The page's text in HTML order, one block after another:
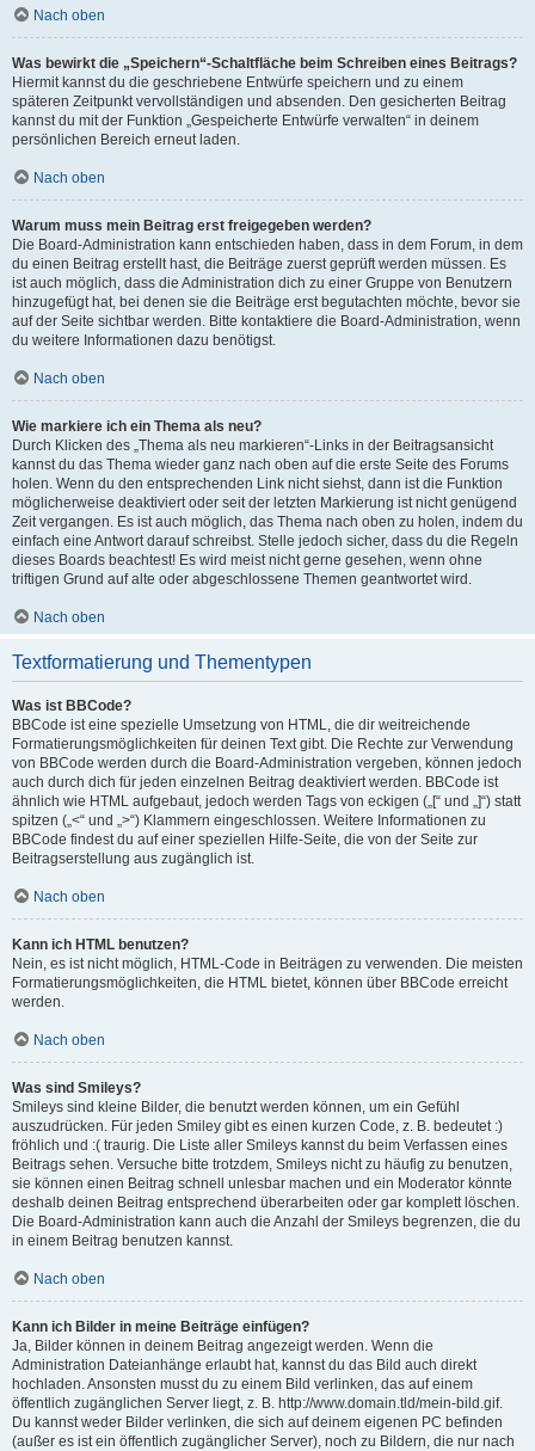
Nach oben
Was bewirkt die „Speichern“-Schaltfläche beim Schreiben eines Beitrags?
Hiermit kannst du die geschriebene Entwürfe speichern und zu einem
späteren Zeitpunkt vervollständigen und absenden. Den gesicherten Beitrag
kannst du mit der Funktion „Gespeicherte Entwürfe verwalten“ in deinem
persönlichen Bereich erneut laden.
Nach oben
Warum muss mein Beitrag erst freigegeben werden?
Die Board-Administration kann entschieden haben, dass in dem Forum, in dem
du einen Beitrag erstellt hast, die Beiträge zuerst geprüft werden müssen. Es
ist auch möglich, dass die Administration dich zu einer Gruppe von Benutzern
hinzugefügt hat, bei denen sie die Beiträge erst begutachten möchte, bevor sie
auf der Seite sichtbar werden. Bitte kontaktiere die Board-Administration, wenn
du weitere Informationen dazu benötigst.
Nach oben
Wie markiere ich ein Thema als neu?
Durch Klicken des „Thema als neu markieren“-Links in der Beitragsansicht
kannst du das Thema wieder ganz nach oben auf die erste Seite des Forums
holen. Wenn du den entsprechenden Link nicht siehst, dann ist die Funktion
möglicherweise deaktiviert oder seit der letzten Markierung ist nicht genügend
Zeit vergangen. Es ist auch möglich, das Thema nach oben zu holen, indem du
einfach eine Antwort darauf schreibst. Stelle jedoch sicher, dass du die Regeln
dieses Boards beachtest! Es wird meist nicht gerne gesehen, wenn ohne
triftigen Grund auf alte oder abgeschlossene Themen geantwortet wird.
Nach oben
Textformatierung und Thementypen
Was ist BBCode?
BBCode ist eine spezielle Umsetzung von HTML, die dir weitreichende
Formatierungsmöglichkeiten für deinen Text gibt. Die Rechte zur Verwendung
von BBCode werden durch die Board-Administration vergeben, können jedoch
auch durch dich für jeden einzelnen Beitrag deaktiviert werden. BBCode ist
ähnlich wie HTML aufgebaut, jedoch werden Tags von eckigen („[“ und „]“) statt
spitzen („<“ und „>“) Klammern eingeschlossen. Weitere Informationen zu
BBCode findest du auf einer speziellen Hilfe-Seite, die von der Seite zur
Beitragserstellung aus zugänglich ist.
Nach oben
Kann ich HTML benutzen?
Nein, es ist nicht möglich, HTML-Code in Beiträgen zu verwenden. Die meisten
Formatierungsmöglichkeiten, die HTML bietet, können über BBCode erreicht
werden.
Nach oben
Was sind Smileys?
Smileys sind kleine Bilder, die benutzt werden können, um ein Gefühl
auszudrücken. Für jeden Smiley gibt es einen kurzen Code, z. B. bedeutet :)
fröhlich und :( traurig. Die Liste aller Smileys kannst du beim Verfassen eines
Beitrags sehen. Versuche bitte trotzdem, Smileys nicht zu häufig zu benutzen,
sie können einen Beitrag schnell unlesbar machen und ein Moderator könnte
deshalb deinen Beitrag entsprechend überarbeiten oder gar komplett löschen.
Die Board-Administration kann auch die Anzahl der Smileys begrenzen, die du
in einem Beitrag benutzen kannst.
Nach oben
Kann ich Bilder in meine Beiträge einfügen?
Ja, Bilder können in deinem Beitrag angezeigt werden. Wenn die
Administration Dateianhänge erlaubt hat, kannst du das Bild auch direkt
hochladen. Ansonsten musst du zu einem Bild verlinken, das auf einem
öffentlich zugänglichen Server liegt, z. B. http://www.domain.tld/mein-bild.gif.
Du kannst weder Bilder verlinken, die sich auf deinem eigenen PC befinden
(außer es ist ein öffentlich zugänglicher Server), noch zu Bildern, die nur nach